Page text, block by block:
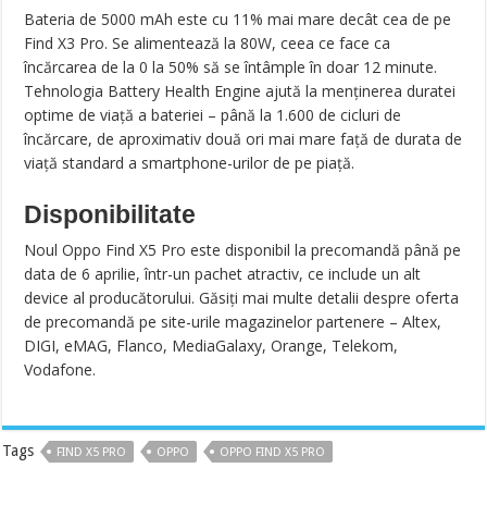
Bateria de 5000 mAh este cu 11% mai mare decât cea de pe
Find X3 Pro. Se alimentează la 80W, ceea ce face ca
încărcarea de la 0 la 50% să se întâmple în doar 12 minute.
Tehnologia Battery Health Engine ajută la menținerea duratei
optime de viață a bateriei – până la 1.600 de cicluri de
încărcare, de aproximativ două ori mai mare față de durata de
viață standard a smartphone-urilor de pe piață.
Disponibilitate
Noul Oppo Find X5 Pro este disponibil la precomandă până pe
data de 6 aprilie, într-un pachet atractiv, ce include un alt
device al producătorului. Găsiți mai multe detalii despre oferta
de precomandă pe site-urile magazinelor partenere – Altex,
DIGI, eMAG, Flanco, MediaGalaxy, Orange, Telekom,
Vodafone.
Tags FIND X5 PRO OPPO OPPO FIND X5 PRO